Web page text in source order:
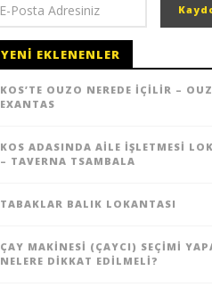
YENI EKLENENLER
KOS’TE OUZO NEREDE İÇILIR –
EXANTAS
KOS ADASINDA AILE İŞLETMESI
– TAVERNA TSAMBALA
TABAKLAR BALIK LOKANTASI
ÇAY MAKINESI (ÇAYCI) SEÇIMI
NELERE DIKKAT EDILMELI?